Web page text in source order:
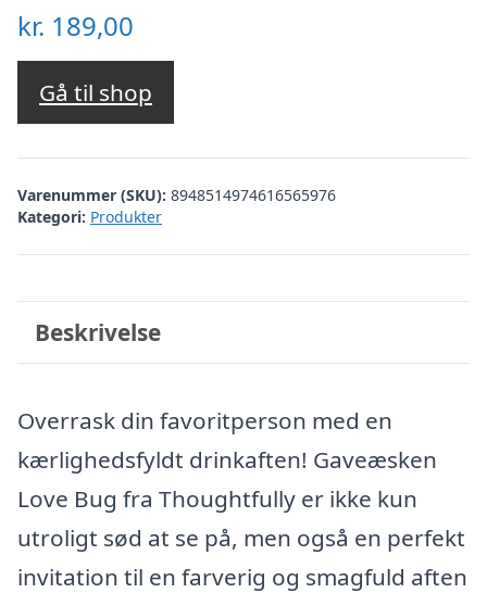
kr. 189,00
Gå til shop
Varenummer (SKU): 8948514974616565976
Kategori: Produkter
Beskrivelse
Overrask din favoritperson med en
kærlighedsfyldt drinkaften! Gaveæsken
Love Bug fra Thoughtfully er ikke kun
utroligt sød at se på, men også en perfekt
invitation til en farverig og smagfuld aften